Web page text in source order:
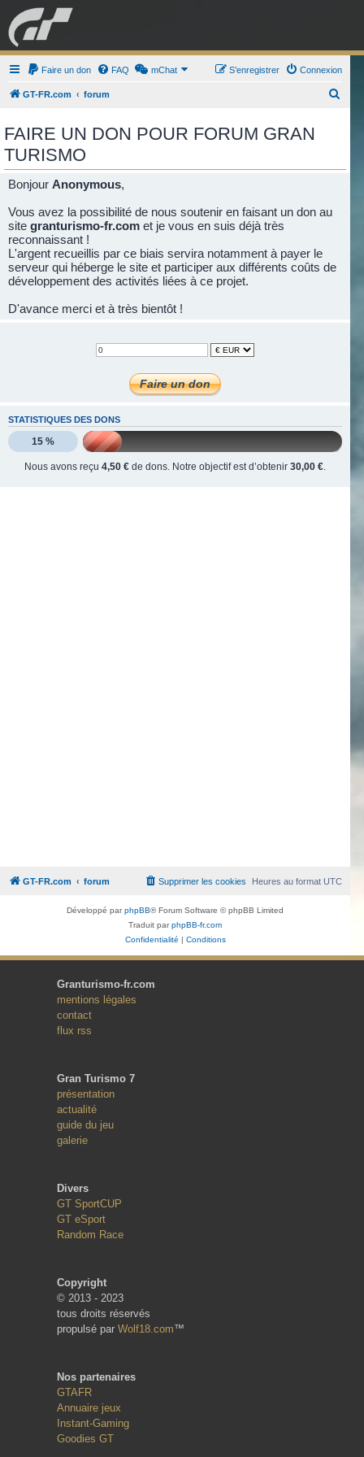
GRAN TURISMO FORUM
ESPORT BOUTIQUE
Faire un don FAQ mChat Connexion
S’enregistrer
GT-FR.com forum
e
FAIRE UN DON POUR FORUM GRAN
TURISMO
Bonjour Anonymous,
Vous avez la possibilité de nous soutenir en faisant un don au
site granturismo-fr.com et je vous en suis déjà très
reconnaissant !
L'argent recueillis par ce biais servira notamment à payer le
serveur qui héberge le site et participer aux différents coûts de
développement des activités liées à ce projet.
D'avance merci et à très bientôt !
STATISTIQUES DES DONS
15 %
Nous avons reçu4,50 € de dons. Notre objectif est d’obtenir30,00 €.
GT-FR.com forum Heures au formatUTC
Supprimer les cookies
Développé parphpBB® Forum Software © phpBB Limited
Traduit parphpBB-fr.com
Confidentialité | Conditions
Granturismo-fr.com
mentions légales
contact
flux rss
Gran Turismo 7
présentation
actualité
guide du jeu
galerie
Divers
GT SportCUP
GT eSport
Random Race
Copyright
© 2013 - 2023
tous droits réservés
propulsé par Wolf18.com™
Nos partenaires
GTAFR
Annuaire jeux
Instant-Gaming
Goodies GT